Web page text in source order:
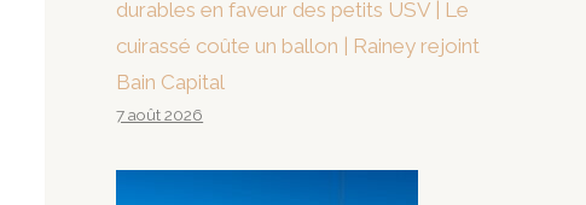
durables en faveur des petits USV | Le
cuirassé coûte un ballon | Rainey rejoint
Bain Capital
7 août 2026